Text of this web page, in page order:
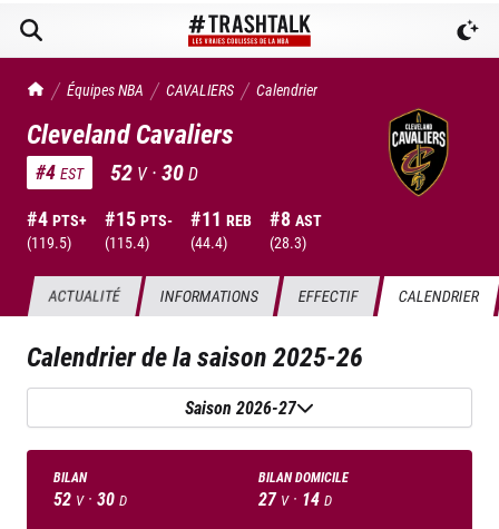
TrashTalk Actu NBA
Équipes NBA CAVALIERS Calendrier
Cleveland Cavaliers
#4 EST 52 V ·30D
#4 PTS+
(119.5)
#15 PTS-
(115.4)
#11 REB
(44.4)
#8 AST
(28.3)
ACTUALITÉ INFORMATIONS EFFECTIF CALENDRIER
Calendrier de la saison2025-26
Saison 2026-27
BILAN
52 V · 30 D
BILAN DOMICILE
27 V · 14 D